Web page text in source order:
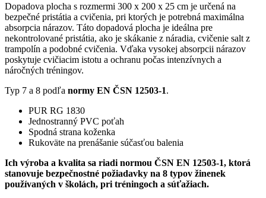
Dopadova plocha s rozmermi 300 x 200 x 25 cm je určená na
bezpečné pristátia a cvičenia, pri ktorých je potrebná maximálna
absorpcia nárazov. Táto dopadová plocha je ideálna pre
nekontrolované pristátia, ako je skákanie z náradia, cvičenie salt z
trampolín a podobné cvičenia. Vďaka vysokej absorpcii nárazov
poskytuje cvičiacim istotu a ochranu počas intenzívnych a
náročných tréningov.
Typ 7 a 8 podľa normy EN ČSN 12503-1.
PUR RG 1830
Jednostranný PVC poťah
Spodná strana koženka
Rukoväte na prenášanie súčasťou balenia
Ich výroba a kvalita sa riadi normou ČSN EN 12503-1, ktorá
stanovuje bezpečnostné požiadavky na 8 typov žinenek
používaných v školách, pri tréningoch a súťažiach.